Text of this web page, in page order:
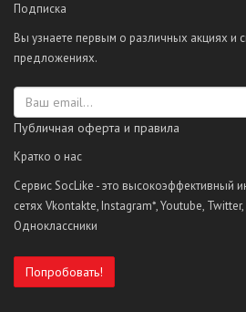
Подписка
Вы узнаете первым о различных акциях и
предложениях.
Публичная оферта и правила
Кратко о нас
Сервис SocLike - это высокоэффективный
сетях Vkontakte, Instagram*, Youtube,
Одноклассники
Попробовать!